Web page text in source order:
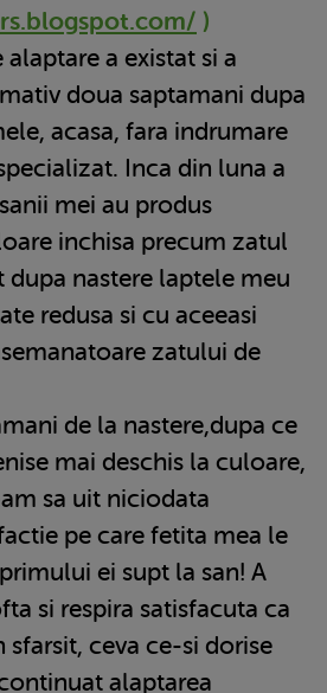
)
alaptare a existat si a
doua saptamani dupa
acasa, fara indrumare
Inca din luna a
mei au produs
inchisa precum zatul
dupa nastere laptele meu
redusa si cu aceeasi
zatului de
de la nastere,dupa ce
mai deschis la culoare,
sa uit niciodata
pe care fetita mea le
ei supt la san! A
si respira satisfacuta ca
sfarsit, ceva ce-si dorise
alaptarea